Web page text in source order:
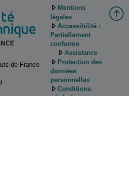
de-France
Mentions
légales
Accessibilité :
Partiellement
conforme
Assistance
Protection des
données
personnelles
Conditions
générales